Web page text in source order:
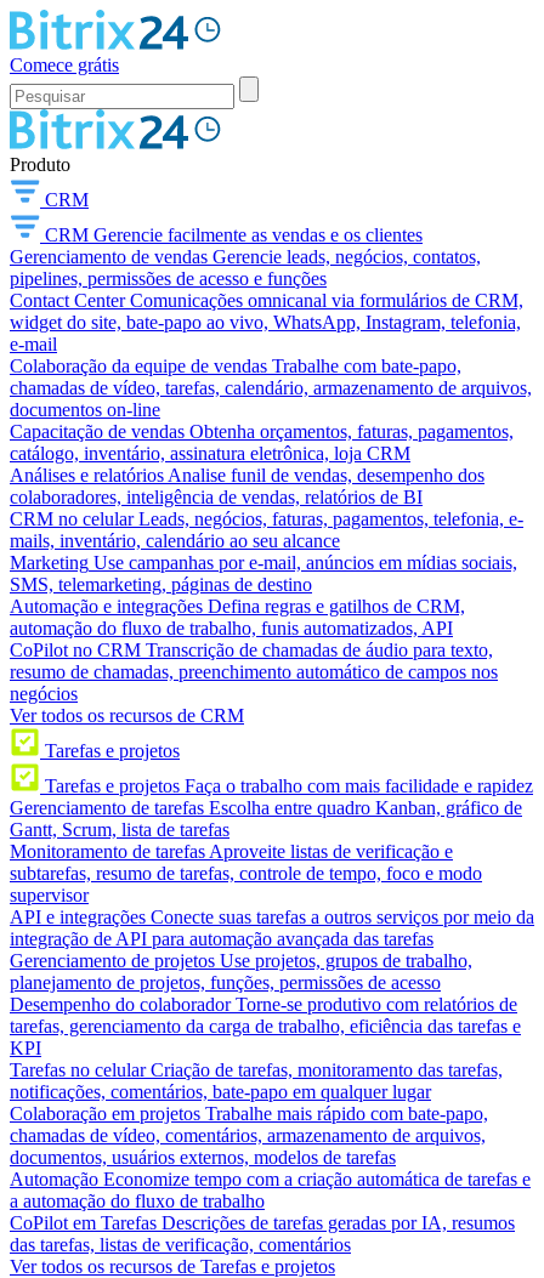
Comece grátis
Produto
CRM
CRM Gerencie facilmente as vendas e os clientes
Gerenciamento de vendas Gerencie leads, negócios, contatos,
pipelines, permissões de acesso e funções
Contact Center Comunicações omnicanal via formulários de CRM,
widget do site, bate-papo ao vivo, WhatsApp, Instagram, telefonia,
e-mail
Colaboração da equipe de vendas Trabalhe com bate-papo,
chamadas de vídeo, tarefas, calendário, armazenamento de arquivos,
documentos on-line
Capacitação de vendas Obtenha orçamentos, faturas, pagamentos,
catálogo, inventário, assinatura eletrônica, loja CRM
Análises e relatórios Analise funil de vendas, desempenho dos
colaboradores, inteligência de vendas, relatórios de BI
CRM no celular Leads, negócios, faturas, pagamentos, telefonia, e-
mails, inventário, calendário ao seu alcance
Marketing Use campanhas por e-mail, anúncios em mídias sociais,
SMS, telemarketing, páginas de destino
Automação e integrações Defina regras e gatilhos de CRM,
automação do fluxo de trabalho, funis automatizados, API
CoPilot no CRM Transcrição de chamadas de áudio para texto,
resumo de chamadas, preenchimento automático de campos nos
negócios
Ver todos os recursos de CRM
Tarefas e projetos
Tarefas e projetos Faça o trabalho com mais facilidade e rapidez
Gerenciamento de tarefas Escolha entre quadro Kanban, gráfico de
Gantt, Scrum, lista de tarefas
Monitoramento de tarefas Aproveite listas de verificação e
subtarefas, resumo de tarefas, controle de tempo, foco e modo
supervisor
API e integrações Conecte suas tarefas a outros serviços por meio da
integração de API para automação avançada das tarefas
Gerenciamento de projetos Use projetos, grupos de trabalho,
planejamento de projetos, funções, permissões de acesso
Desempenho do colaborador Torne-se produtivo com relatórios de
tarefas, gerenciamento da carga de trabalho, eficiência das tarefas e
KPI
Tarefas no celular Criação de tarefas, monitoramento das tarefas,
notificações, comentários, bate-papo em qualquer lugar
Colaboração em projetos Trabalhe mais rápido com bate-papo,
chamadas de vídeo, comentários, armazenamento de arquivos,
documentos, usuários externos, modelos de tarefas
Automação Economize tempo com a criação automática de tarefas e
a automação do fluxo de trabalho
CoPilot em Tarefas Descrições de tarefas geradas por IA, resumos
das tarefas, listas de verificação, comentários
Ver todos os recursos de Tarefas e projetos